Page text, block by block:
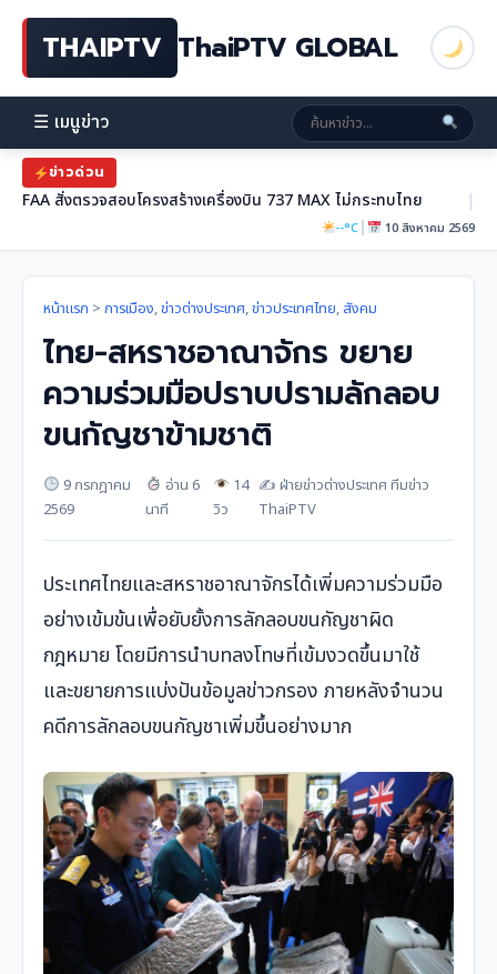
THAIPTV ThaiPTV GLOBAL
☰ เมนูข่าว
ข่าวด่วน
FAA สั่งตรวจสอบโครงสร้างเครื่องบิน 737 MAX ไม่กระทบไทย |
--°C| 10 สิงหาคม 2569
หน้าแรก > การเมือง,ข่าวต่างประเทศ,ข่าวประเทศไทย, สังคม
ไทย-สหราชอาณาจักร ขยาย
ความร่วมมือปราบปรามลักลอบ
ขนกัญชาข้ามชาติ
9 กรกฎาคม
2569
อ่าน 6
นาที
14
วิว
✍️ ฝ่ายข่าวต่างประเทศ ทีมข่าว
ThaiPTV
ประเทศไทยและสหราชอาณาจักรได้เพิ่มความร่วมมือ
อย่างเข้มข้นเพื่อยับยั้งการลักลอบขนกัญชาผิด
กฎหมาย โดยมีการนำบทลงโทษที่เข้มงวดขึ้นมาใช้
และขยายการแบ่งปันข้อมูลข่าวกรอง ภายหลังจำนวน
คดีการลักลอบขนกัญชาเพิ่มขึ้นอย่างมาก